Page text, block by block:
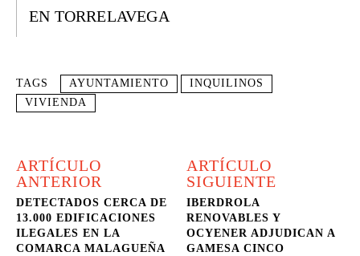
EN TORRELAVEGA
TAGS AYUNTAMIENTO
INQUILINOS
VIVIENDA
ARTÍCULO
ANTERIOR
DETECTADOS CERCA DE
13.000 EDIFICACIONES
ILEGALES EN LA
COMARCA MALAGUEÑA
ARTÍCULO
SIGUIENTE
IBERDROLA
RENOVABLES Y
OCYENER ADJUDICAN A
GAMESA CINCO